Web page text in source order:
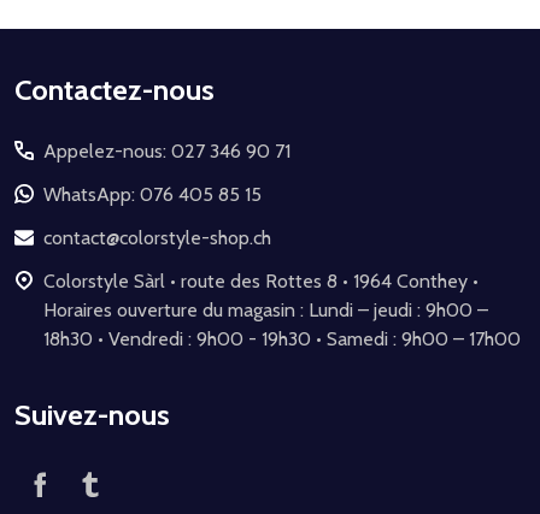
Début
pied
de
page
Contactez-nous
Appelez-nous: 027 346 90 71
WhatsApp: 076 405 85 15
contact@colorstyle-shop.ch
Colorstyle Sàrl • route des Rottes 8 • 1964 Conthey •
Horaires ouverture du magasin : Lundi – jeudi : 9h00 –
18h30 • Vendredi : 9h00 - 19h30 • Samedi : 9h00 – 17h00
Suivez-nous